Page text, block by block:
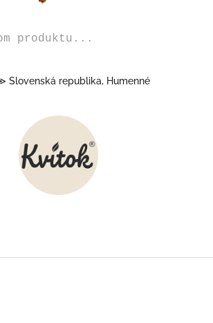
produktu...
Slovenská republika, Humenné